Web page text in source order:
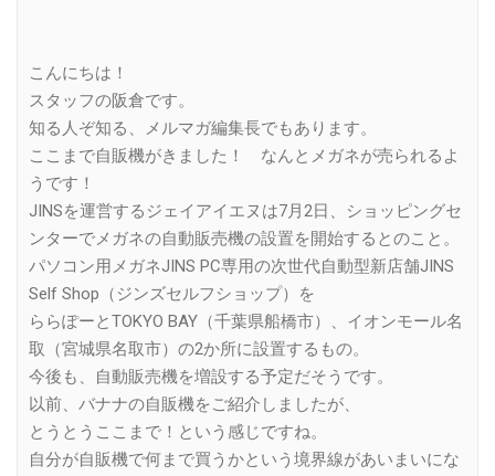
こんにちは！
スタッフの阪倉です。
知る人ぞ知る、メルマガ編集長でもあります。
ここまで自販機がきました！ なんとメガネが売られるよ
うです！
JINSを運営するジェイアイエヌは7月2日、ショッピングセ
ンターでメガネの自動販売機の設置を開始するとのこと。
パソコン用メガネJINS PC専用の次世代自動型新店舗JINS
Self Shop（ジンズセルフショップ）を
ららぽーとTOKYO BAY（千葉県船橋市）、イオンモール名
取（宮城県名取市）の2か所に設置するもの。
今後も、自動販売機を増設する予定だそうです。
以前、バナナの自販機をご紹介しましたが、
とうとうここまで！という感じですね。
自分が自販機で何まで買うかという境界線があいまいにな